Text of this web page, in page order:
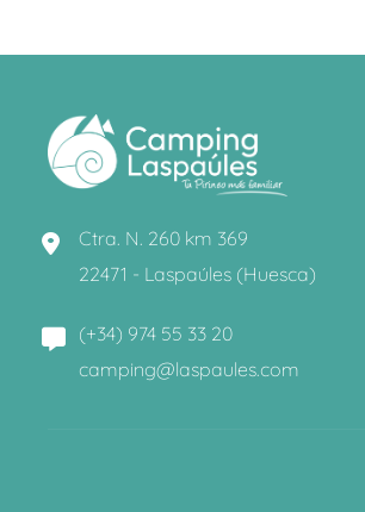
Ctra. N. 260 km 369
22471 - Laspaúles (Huesca)
(+34) 974 55 33 20
camping@laspaules.com